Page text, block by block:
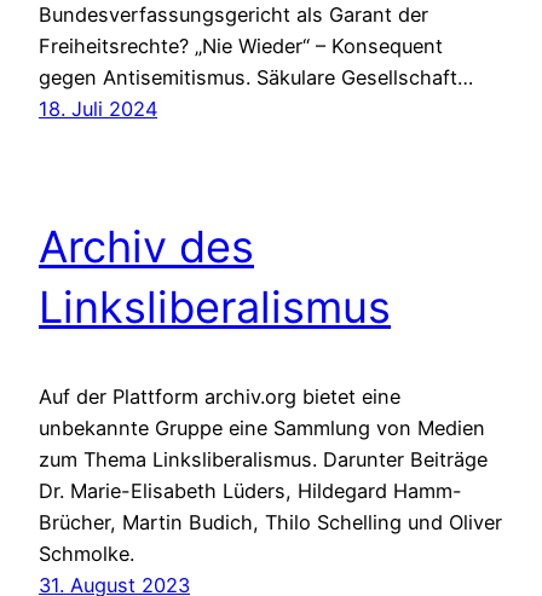
Bundesverfassungsgericht als Garant der
Freiheitsrechte? „Nie Wieder“ – Konsequent
gegen Antisemitismus. Säkulare Gesellschaft…
18. Juli 2024
Archiv des
Linksliberalismus
Auf der Plattform archiv.org bietet eine
unbekannte Gruppe eine Sammlung von Medien
zum Thema Linksliberalismus. Darunter Beiträge
Dr. Marie-Elisabeth Lüders, Hildegard Hamm-
Brücher, Martin Budich, Thilo Schelling und Oliver
Schmolke.
31. August 2023